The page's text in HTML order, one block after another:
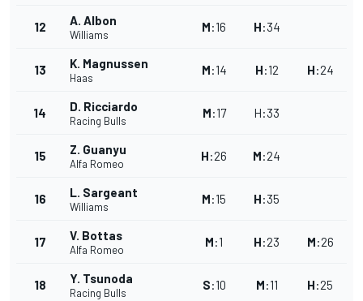
12 A. Albon
Williams
M:16 H:34
13 K. Magnussen
Haas
M:14 H:12 H:24
14 D. Ricciardo
Racing Bulls
M:17 H:33
15 Z. Guanyu
Alfa Romeo
H:26 M:24
16 L. Sargeant
Williams
M:15 H:35
17 V. Bottas
Alfa Romeo
M:1 H:23 M:26
18 Y. Tsunoda
Racing Bulls
S:10 M:11 H:25